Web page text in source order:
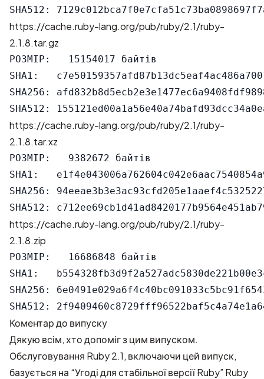
https://cache.ruby-lang.org/pub/ruby/2.1/ruby-
2.1.8.tar.gz
РОЗМІР:   15154017 байтів
SHA1:
SHA256:
https://cache.ruby-lang.org/pub/ruby/2.1/ruby-
2.1.8.tar.xz
РОЗМІР:   9382672 байтів
SHA1:
SHA256:
https://cache.ruby-lang.org/pub/ruby/2.1/ruby-
2.1.8.zip
РОЗМІР:   16686848 байтів
SHA1:
SHA256:
Коментар до випуску
Дякую всім, хто допоміг з цим випуском.
Обслуговування Ruby 2.1, включаючи цей випуск,
базується на “Угоді для стабільної версії Ruby” Ruby